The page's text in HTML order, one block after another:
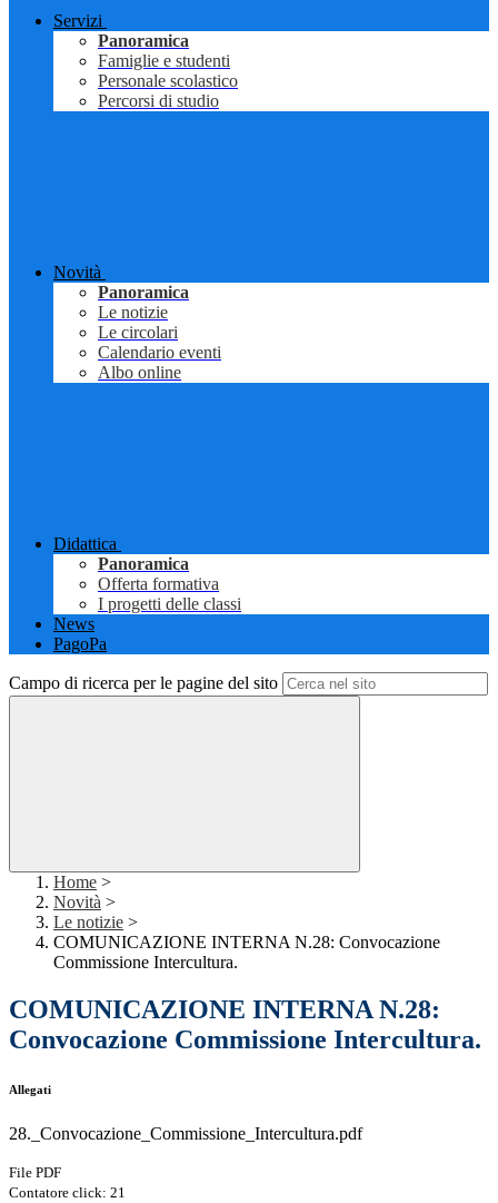
Servizi
Panoramica
Famiglie e studenti
Personale scolastico
Percorsi di studio
Novità
Panoramica
Le notizie
Le circolari
Calendario eventi
Albo online
Didattica
Panoramica
Offerta formativa
I progetti delle classi
News
PagoPa
Campo di ricerca per le pagine del sito
Home >
Novità >
Le notizie >
COMUNICAZIONE INTERNA N.28: Convocazione
Commissione Intercultura.
COMUNICAZIONE INTERNA N.28:
Convocazione Commissione Intercultura.
Allegati
28._Convocazione_Commissione_Intercultura.pdf
File PDF
Contatore click: 21